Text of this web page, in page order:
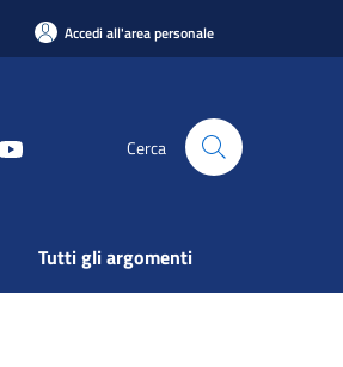
Accedi all'area personale
Cerca
Tutti gli argomenti